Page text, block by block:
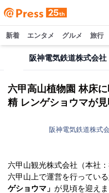
新着 エンタメ グルメ 旅行
阪神電気鉄道株式会社
六甲高山植物園 林床
精 レンゲショウマが見
阪神電気鉄道株式
六甲山観光株式会社（本社
六甲山上で運営を行ってい
ゲショウマ」 が見頃を迎えま